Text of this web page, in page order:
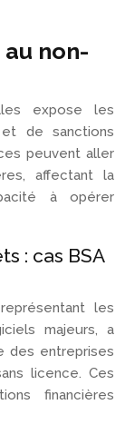
non-
expose les
de sanctions
peuvent aller
affectant la
à opérer
: cas BSA
les
majeurs, a
des entreprises
licence. Ces
financières